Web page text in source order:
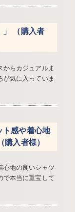
」 （購入者
からカジュアルま
が気に入っていま
ト感や着心地
入者様）
心地の良いシャツ
で本当に重宝して